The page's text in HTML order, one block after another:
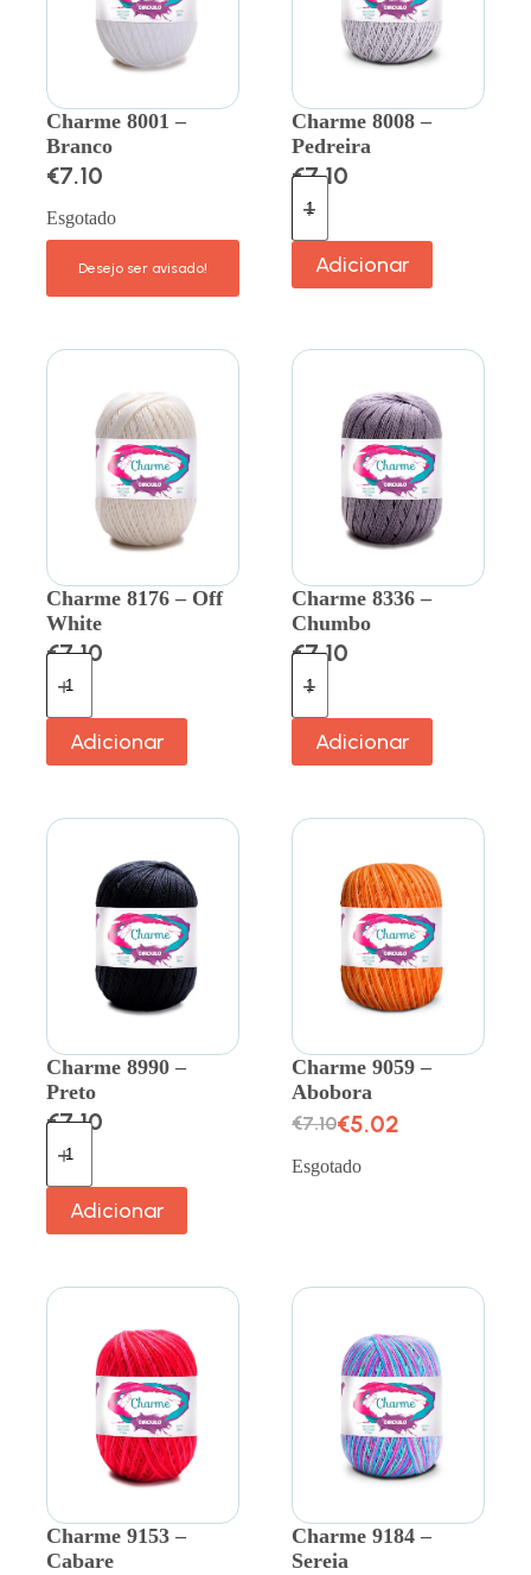
Charme 8001 –
Branco
€7.10
Esgotado
Charme 8008 –
Pedreira
€7.10
Adicionar
Charme 8176 – Off
White
€7.10
Adicionar
Charme 8336 –
Chumbo
€7.10
Adicionar
Charme 8990 –
Preto
€7.10
Adicionar
Charme 9059 –
Abobora
€7.10€5.02
Esgotado
Charme 9153 –
Cabare
Charme 9184 –
Sereia